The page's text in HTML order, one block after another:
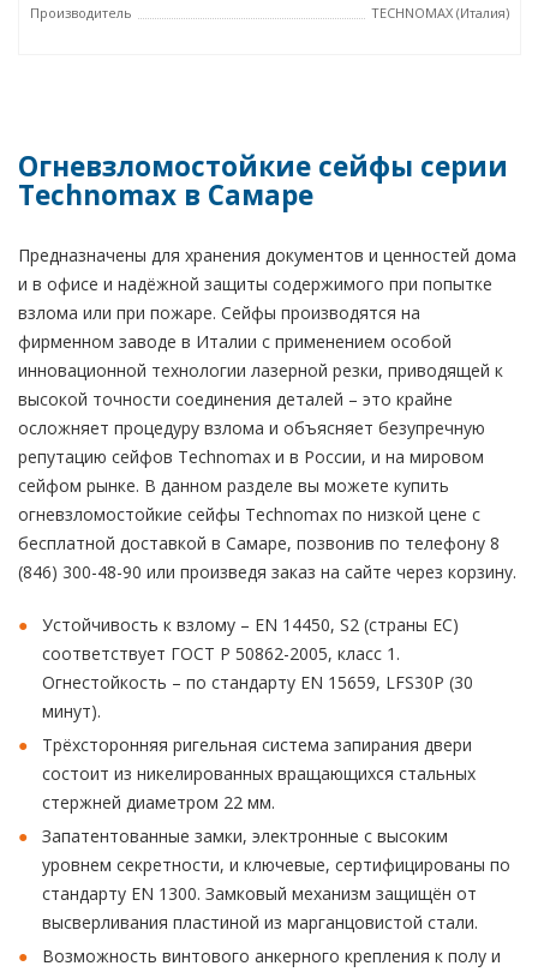
Производитель
TECHNOMAX (Италия)
Огневзломостойкие сейфы серии
Technomax в Самаре
Предназначены для хранения документов и ценностей дома
и в офисе и надёжной защиты содержимого при попытке
взлома или при пожаре. Сейфы производятся на
фирменном заводе в Италии с применением особой
инновационной технологии лазерной резки, приводящей к
высокой точности соединения деталей – это крайне
осложняет процедуру взлома и объясняет безупречную
репутацию сейфов Technomax и в России, и на мировом
сейфом рынке. В данном разделе вы можете купить
огневзломостойкие сейфы Technomax по низкой цене с
бесплатной доставкой в Самаре, позвонив по телефону 8
(846) 300-48-90 или произведя заказ на сайте через корзину.
Устойчивость к взлому – EN 14450, S2 (страны ЕС)
соответствует ГОСТ Р 50862-2005, класс 1.
Огнестойкость – по стандарту EN 15659, LFS30P (30
минут).
Трёхсторонняя ригельная система запирания двери
состоит из никелированных вращающихся стальных
стержней диаметром 22 мм.
Запатентованные замки, электронные с высоким
уровнем секретности, и ключевые, сертифицированы по
стандарту EN 1300. Замковый механизм защищён от
высверливания пластиной из марганцовистой стали.
Возможность винтового анкерного крепления к полу и